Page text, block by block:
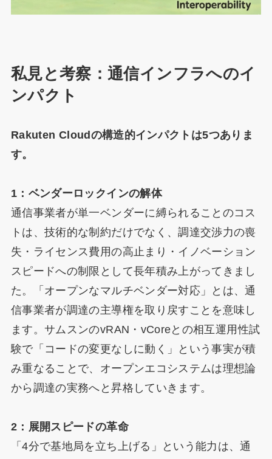
私見と考察：通信インフラへのイ
ンパクト
Rakuten Cloudの構造的インパクトは5つありま
す。
1：ベンダーロックインの解体
通信事業者が単一ベンダーに縛られることのコス
トは、技術的な制約だけでなく、調達交渉力の喪
失・ライセンス費用の高止まり・イノベーション
スピードへの制限として長年積み上がってきまし
た。「オープンなマルチベンダー対応」とは、通
信事業者が調達の主導権を取り戻すことを意味し
ます。サムスンのvRAN・vCoreとの相互運用性試
験で「コードの変更なしに動く」という事実が積
み重なることで、オープンエコシステムは理想論
から調達の実務へと昇格していきます。
2：展開スピードの革命
「4分で基地局を立ち上げる」という能力は、通